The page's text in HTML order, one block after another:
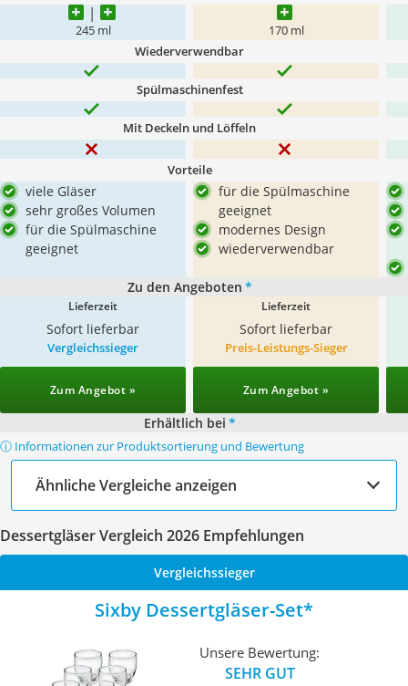
245 ml 170 ml
Wiederverwendbar
Spülmaschinenfest
Mit Deckeln und Löffeln
Vorteile
viele Gläser
sehr großes Volumen
für die Spülmaschine
geeignet
für die Spülmaschine
geeignet
modernes Design
wiederverwendbar
Zu den Angeboten *
Lieferzeit
Sofort lieferbar
Lieferzeit
Sofort lieferbar
Vergleichssieger
Zum Angebot »
Preis-Leistungs-Sieger
Zum Angebot »
Erhältlich bei *
ⓘ Informationen zur Produktsortierung und Bewertung
Ähnliche Vergleiche anzeigen
Dessertgläser Vergleich 2026 Empfehlungen
Vergleichssieger
Sixby Dessertgläser-Set
Unsere Bewertung:
SEHR GUT